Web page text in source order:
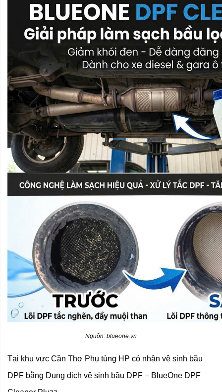
Nguồn: blueone.vn
Tại khu vực Cần Thơ Phụ tùng HP có nhận vệ sinh bầu
DPF bằng Dung dịch vệ sinh bầu DPF – BlueOne DPF